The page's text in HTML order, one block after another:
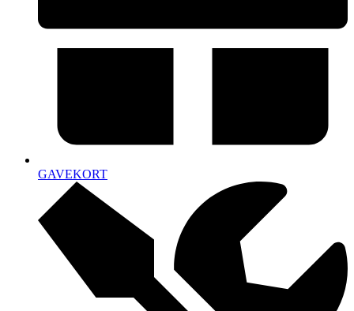
GAVEKORT